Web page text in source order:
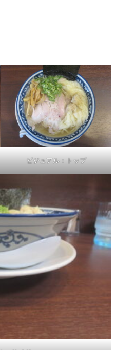
ビジュアル：トップ